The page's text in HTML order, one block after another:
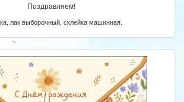
Поздравляем!
лак выборочный, склейка машинная.